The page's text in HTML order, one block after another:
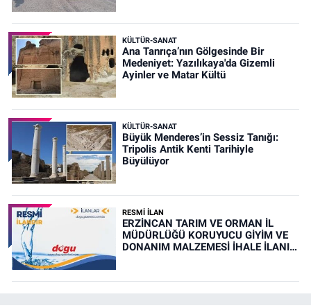
KÜLTÜR-SANAT
Ana Tanrıça’nın Gölgesinde Bir
Medeniyet: Yazılıkaya'da Gizemli
Ayinler ve Matar Kültü
KÜLTÜR-SANAT
Büyük Menderes’in Sessiz Tanığı:
Tripolis Antik Kenti Tarihiyle
Büyülüyor
RESMİ İLAN
ERZİNCAN TARIM VE ORMAN İL
MÜDÜRLÜĞÜ KORUYUCU GİYİM VE
DONANIM MALZEMESİ İHALE İLANI